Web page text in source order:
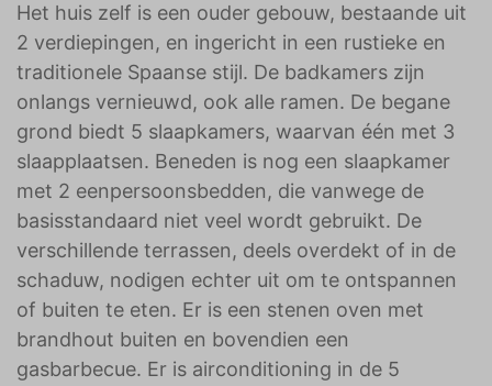
Het huis zelf is een ouder gebouw, bestaande uit
2 verdiepingen, en ingericht in een rustieke en
traditionele Spaanse stijl. De badkamers zijn
onlangs vernieuwd, ook alle ramen. De begane
grond biedt 5 slaapkamers, waarvan één met 3
slaapplaatsen. Beneden is nog een slaapkamer
met 2 eenpersoonsbedden, die vanwege de
basisstandaard niet veel wordt gebruikt. De
verschillende terrassen, deels overdekt of in de
schaduw, nodigen echter uit om te ontspannen
of buiten te eten. Er is een stenen oven met
brandhout buiten en bovendien een
gasbarbecue. Er is airconditioning in de 5